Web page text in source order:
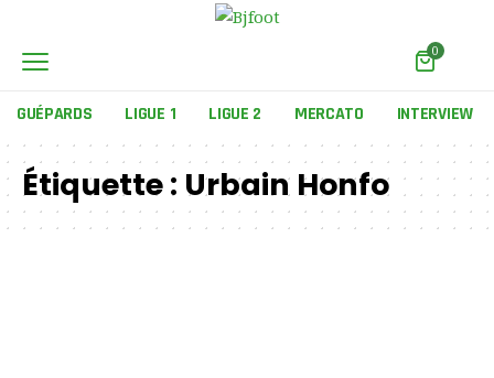
0
GUÉPARDS LIGUE 1 LIGUE 2 MERCATO INTERVIEW
Étiquette : Urbain Honfo